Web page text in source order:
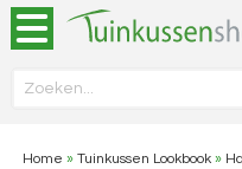
Home » Tuinkussen Lookbook»